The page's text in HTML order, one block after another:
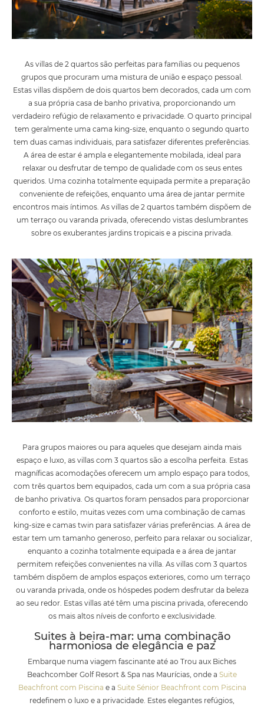
As villas de 2 quartos são perfeitas para famílias ou pequenos
grupos que procuram uma mistura de união e espaço pessoal.
Estas villas dispõem de dois quartos bem decorados, cada um com
a sua própria casa de banho privativa, proporcionando um
verdadeiro refúgio de relaxamento e privacidade. O quarto principal
tem geralmente uma cama king-size, enquanto o segundo quarto
tem duas camas individuais, para satisfazer diferentes preferências.
A área de estar é ampla e elegantemente mobilada, ideal para
relaxar ou desfrutar de tempo de qualidade com os seus entes
queridos. Uma cozinha totalmente equipada permite a preparação
conveniente de refeições, enquanto uma área de jantar permite
encontros mais íntimos. As villas de 2 quartos também dispõem de
um terraço ou varanda privada, oferecendo vistas deslumbrantes
sobre os exuberantes jardins tropicais e a piscina privada.
Para grupos maiores ou para aqueles que desejam ainda mais
espaço e luxo, as villas com 3 quartos são a escolha perfeita. Estas
magníficas acomodações oferecem um amplo espaço para todos,
com três quartos bem equipados, cada um com a sua própria casa
de banho privativa. Os quartos foram pensados para proporcionar
conforto e estilo, muitas vezes com uma combinação de camas
king-size e camas twin para satisfazer várias preferências. A área de
estar tem um tamanho generoso, perfeito para relaxar ou socializar,
enquanto a cozinha totalmente equipada e a área de jantar
permitem refeições convenientes na villa. As villas com 3 quartos
também dispõem de amplos espaços exteriores, como um terraço
ou varanda privada, onde os hóspedes podem desfrutar da beleza
ao seu redor. Estas villas até têm uma piscina privada, oferecendo
os mais altos níveis de conforto e exclusividade.
Suites à beira-mar: uma combinação
harmoniosa de elegância e paz
Embarque numa viagem fascinante até ao Trou aux Biches
Beachcomber Golf Resort & Spa nas Maurícias, onde a Suite
Beachfront com Piscina e a Suite Sénior Beachfront com Piscina
redefinem o luxo e a privacidade. Estes elegantes refúgios,